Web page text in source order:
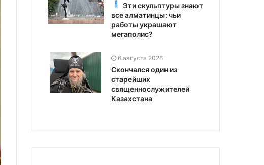
Эти скульптуры знают
все алматинцы: чьи
работы украшают
мегаполис?
6 августа 2026
Скончался один из
старейших
священнослужителей
Казахстана